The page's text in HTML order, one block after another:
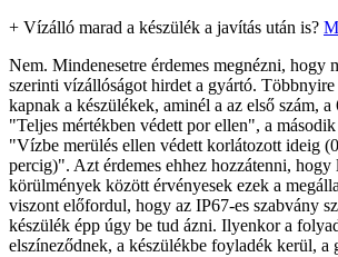
+ Vízálló marad a készülék a javítás után is?
Nem. Mindenesetre érdemes megnézni, hogy
szerinti vízállóságot hirdet a gyártó.
kapnak a készülékek, aminél a az első szám,
"Teljes mértékben védett por ellen", a
"Vízbe merülés ellen védett korlátozott ideig
percig)". Azt érdemes ehhez hozzátenni, hogy
körülmények között érvényesek ezek a
viszont előfordul, hogy az IP67-es szabvány
készülék épp úgy be tud ázni. Ilyenkor a
elszíneződnek, a készülékbe foyladék kerül, a